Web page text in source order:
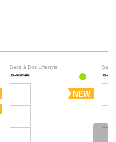
Sacs à Dos Lifestyle
NEW
Sacs